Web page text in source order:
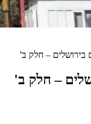
בירושלים – חלק ב'
– חלק ב'